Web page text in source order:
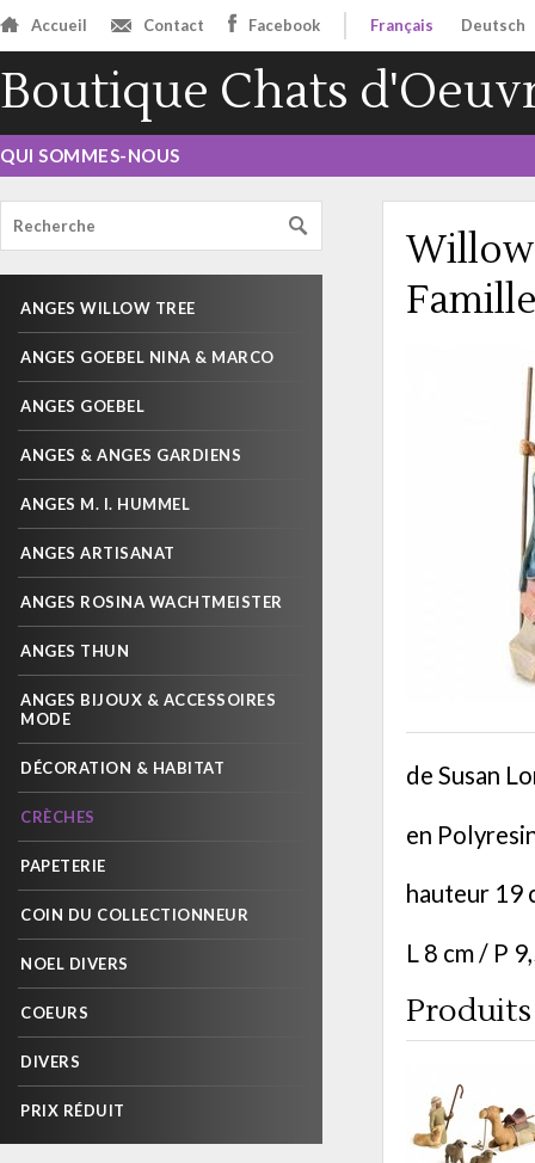
Accueil Contact Facebook Français Deutsch
Boutique Chats
QUI SOMMES-NOUS
ANGES WILLOW TREE
ANGES GOEBEL NINA & MARCO
ANGES GOEBEL
ANGES & ANGES GARDIENS
ANGES M. I. HUMMEL
ANGES ARTISANAT
ANGES ROSINA WACHTMEISTER
ANGES THUN
ANGES BIJOUX & ACCESSOIRES
MODE
DÉCORATION & HABITAT
CRÈCHES
PAPETERIE
COIN DU COLLECTIONNEUR
NOEL DIVERS
COEURS
DIVERS
PRIX RÉDUIT
Willow
Famille
de Susan
en
hauteur 19
L 8 cm / P